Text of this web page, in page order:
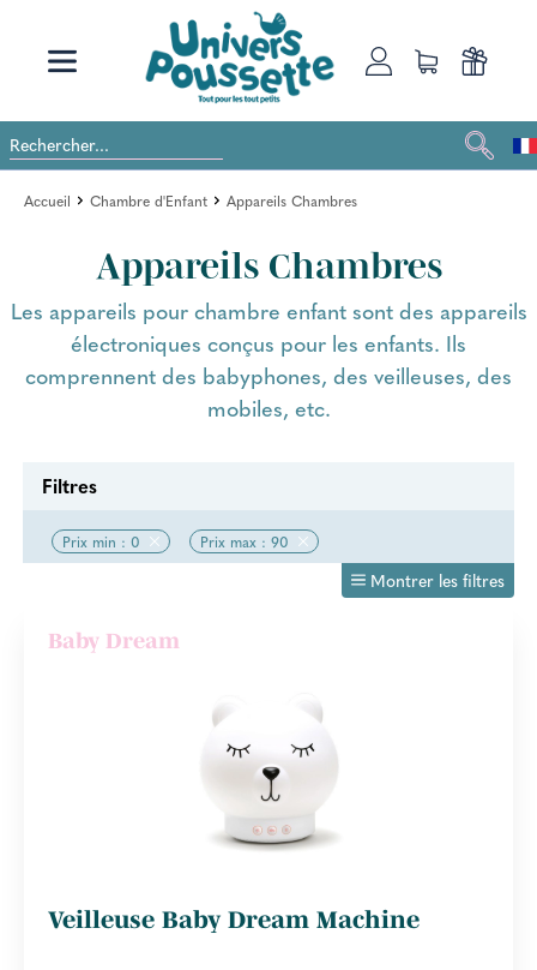
Accueil Chambre d'Enfant Appareils Chambres
Appareils Chambres
Les appareils pour chambre enfant sont des appareils
électroniques conçus pour les enfants. Ils
comprennent des babyphones, des veilleuses, des
mobiles, etc.
Filtres
Prix min : 0 Prix max : 90
Montrer les filtres
Baby Dream
Veilleuse Baby Dream Machine